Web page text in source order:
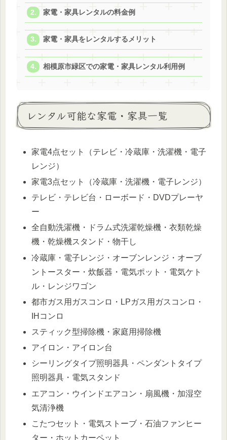
家電・家具レンタルの料金例
家電・家具をレンタルするメリット
相模原市緑区での家電・家具レンタル利用例
レンタル可能な家電・家具一覧
家電4点セット（テレビ・冷蔵庫・洗濯機・電子
レンジ）
家電3点セット（冷蔵庫・洗濯機・電子レンジ）
テレビ・テレビ台・ローボード・DVDプレーヤ
ー
全自動洗濯機・ドラム式洗濯乾燥機・衣類乾燥
機・乾燥機スタンド・物干し
冷蔵庫・電子レンジ・オーブンレンジ・オーブ
ントースター・炊飯器・電気ポット・電気ケト
ル・レンジワゴン
都市ガス用ガスコンロ・LPガス用ガスコンロ・
IHコンロ
スティック型掃除機・家庭用掃除機
アイロン・アイロン台
シーリングタイプ照明器具・ペンダントタイプ
照明器具・電気スタンド
エアコン・ウインドエアコン・扇風機・加湿空
気清浄機
こたつセット・電気ストーブ・石油ファンヒー
ター・ホットカーペット